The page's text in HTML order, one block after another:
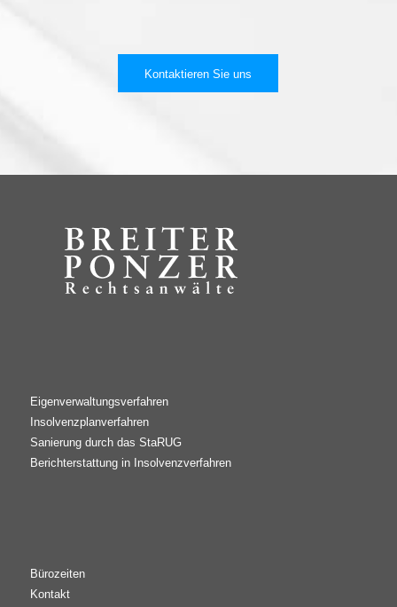
Kontaktieren Sie uns
Eigenverwaltungsverfahren
Insolvenzplanverfahren
Sanierung durch das StaRUG
Berichterstattung in Insolvenzverfahren
Bürozeiten
Kontakt